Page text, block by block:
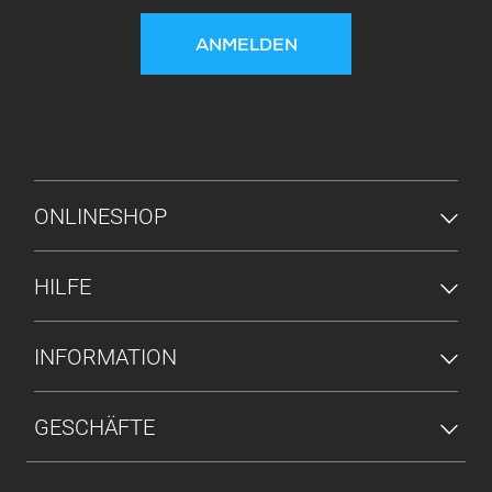
ANMELDEN
FUSSZEILENMENÜ
ONLINESHOP
HILFE
INFORMATION
GESCHÄFTE